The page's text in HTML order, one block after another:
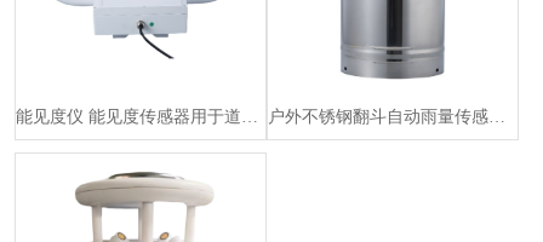
能见度仪 能见度传感器用于道路交通、机场、港口和航运 户外不锈钢翻斗自动雨量传感器 RS485/12v-24v 用于气象监测···